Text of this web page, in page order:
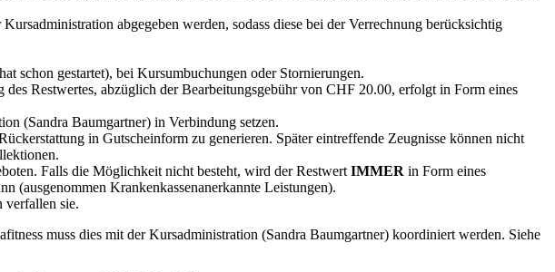
abgegeben werden, sodass diese bei der Verrechnung berücksichtig
schon gestartet), bei Kursumbuchungen oder Stornierungen.
Restwertes, abzüglich der Bearbeitungsgebühr von CHF 20.00, erfolgt in Form eines
(Sandra Baumgartner) in Verbindung setzen.
in Gutscheinform zu generieren. Später eintreffende Zeugnisse können nicht
Falls die Möglichkeit nicht besteht, wird der Restwert IMMER in Form eines
(ausgenommen Krankenkassenanerkannte Leistungen).
verfallen sie.
muss dies mit der Kursadministration (Sandra Baumgartner) koordiniert werden. Siehe